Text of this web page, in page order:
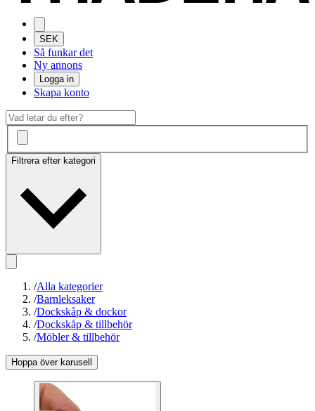
SEK
Så funkar det
Ny annons
Logga in
Skapa konto
Filtrera efter kategori
/Alla kategorier
/Barnleksaker
/Dockskåp & dockor
/Dockskåp & tillbehör
/Möbler & tillbehör
Hoppa över karusell